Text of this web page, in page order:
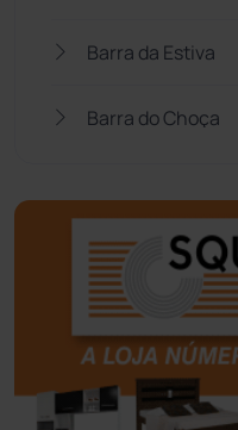
Barra da Estiva
Barra do Choça
Bom Jesus da Lapa
Boquira
Botuporã